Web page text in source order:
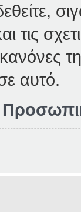
τις
αυτό.